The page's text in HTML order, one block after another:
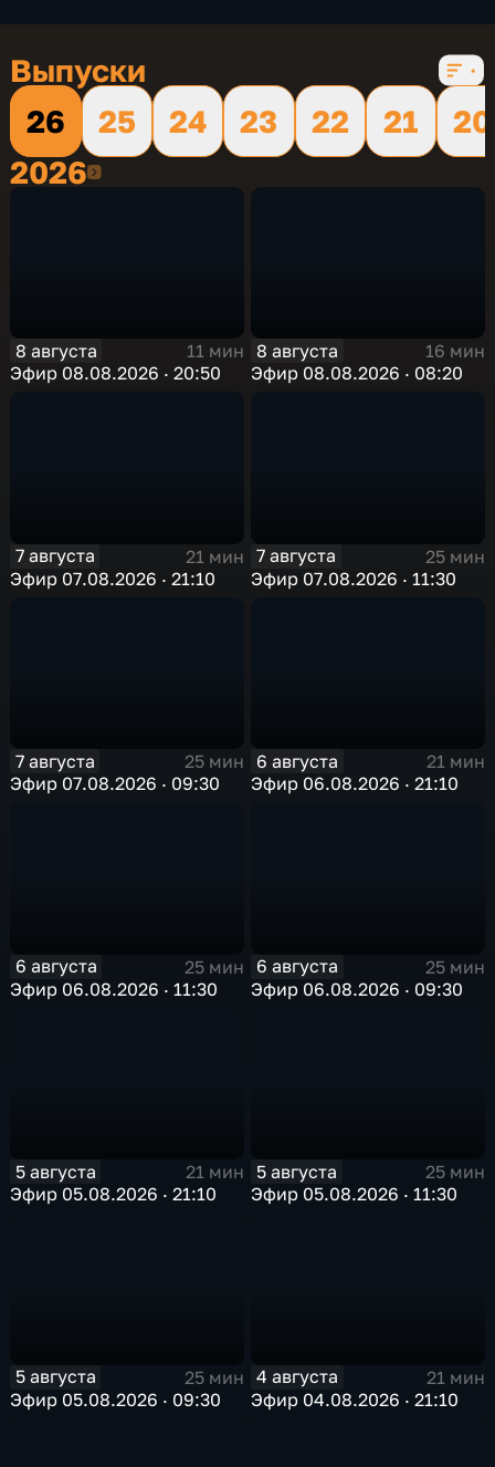
Выпуски
26
25 24 23 22 21
20
20262026
8 августа
11 мин
Эфир 08.08.2026 · 20:50
8 августа
16 мин
Эфир 08.08.2026 · 08:20
7 августа
21 мин
Эфир 07.08.2026 · 21:10
7 августа
25 мин
Эфир 07.08.2026 · 11:30
7 августа
25 мин
Эфир 07.08.2026 · 09:30
6 августа
21 мин
Эфир 06.08.2026 · 21:10
6 августа
25 мин
Эфир 06.08.2026 · 11:30
6 августа
25 мин
Эфир 06.08.2026 · 09:30
5 августа
21 мин
Эфир 05.08.2026 · 21:10
5 августа
25 мин
Эфир 05.08.2026 · 11:30
5 августа
25 мин
Эфир 05.08.2026 · 09:30
4 августа
21 мин
Эфир 04.08.2026 · 21:10